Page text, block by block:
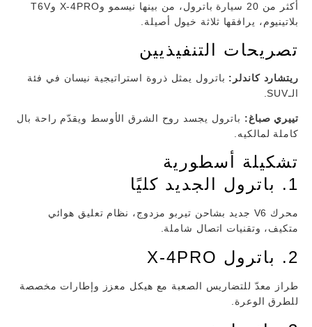
أكثر من 20 سيارة باترول، من بينها نيسمو وX-4PRO وT6V
بلاتينيوم، يرافقها ثلاثة خيول أصيلة.
تصريحات التنفيذيين
ريتشارد كاندلر: باترول يمثل ذروة استراتيجية نيسان في فئة
الـSUV.
تييري صباغ: باترول يجسد روح الشرق الأوسط ويقدّم راحة بال
كاملة لمالكيه.
تشكيلة أسطورية
1. باترول الجديد كليًا
محرك V6 جديد بشاحن تيربو مزدوج، نظام تعليق هوائي
متكيف، وتقنيات اتصال شاملة.
2. باترول X-4PRO
طراز معدّ للتضاريس الصعبة مع هيكل معزز وإطارات مخصصة
للطرق الوعرة.